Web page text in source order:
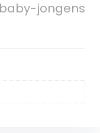
jongens